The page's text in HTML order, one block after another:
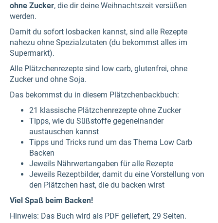
ohne Zucker, die dir deine Weihnachtszeit versüßen
werden.
Damit du sofort losbacken kannst, sind alle Rezepte
nahezu ohne Spezialzutaten (du bekommst alles im
Supermarkt).
Alle Plätzchenrezepte sind low carb, glutenfrei, ohne
Zucker und ohne Soja.
Das bekommst du in diesem Plätzchenbackbuch:
21 klassische Plätzchenrezepte ohne Zucker
Tipps, wie du Süßstoffe gegeneinander
austauschen kannst
Tipps und Tricks rund um das Thema Low Carb
Backen
Jeweils Nährwertangaben für alle Rezepte
Jeweils Rezeptbilder, damit du eine Vorstellung von
den Plätzchen hast, die du backen wirst
Viel Spaß beim Backen!
Hinweis: Das Buch wird als PDF geliefert, 29 Seiten.